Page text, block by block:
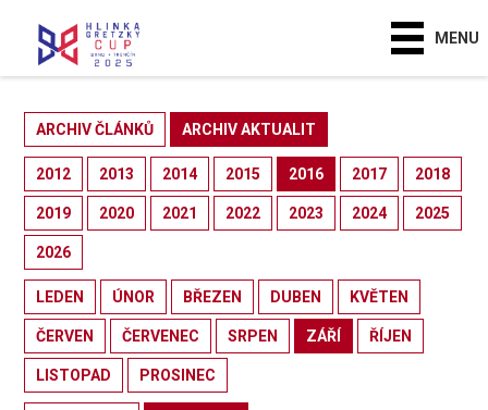
MENU
ARCHIV ČLÁNKŮ ARCHIV AKTUALIT
2012 2013 2014 2015 2016 2017 2018
2019 2020 2021 2022 2023 2024 2025
2026
LEDEN ÚNOR BŘEZEN DUBEN KVĚTEN
ČERVEN ČERVENEC SRPEN ZÁŘÍ ŘÍJEN
LISTOPAD PROSINEC